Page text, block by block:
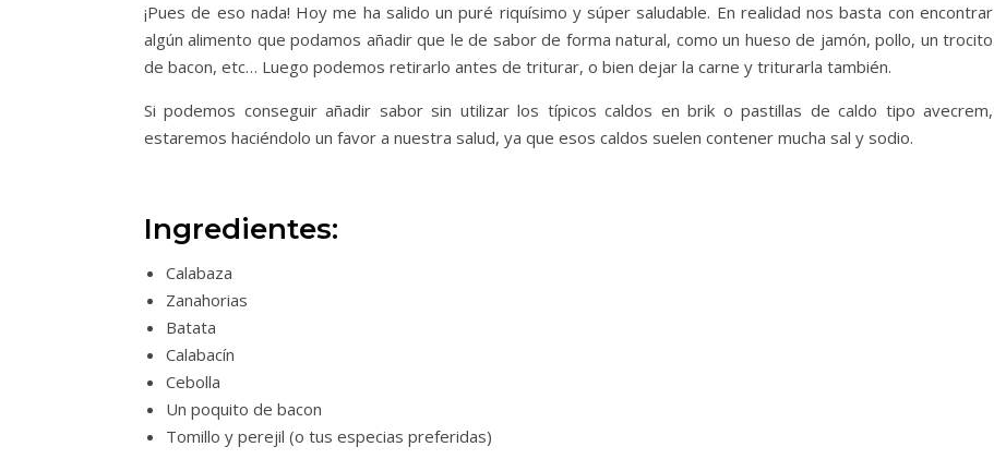
¡Pues de eso nada! Hoy me ha salido un puré riquísimo y súper saludable. En realidad nos basta con encontrar
algún alimento que podamos añadir que le de sabor de forma natural, como un hueso de jamón, pollo, un trocito
de bacon, etc… Luego podemos retirarlo antes de triturar, o bien dejar la carne y triturarla también.
Si podemos conseguir añadir sabor sin utilizar los típicos caldos en brik o pastillas de caldo tipo avecrem,
estaremos haciéndolo un favor a nuestra salud, ya que esos caldos suelen contener mucha sal y sodio.
Ingredientes:
Calabaza
Zanahorias
Batata
Calabacín
Cebolla
Un poquito de bacon
Tomillo y perejil (o tus especias preferidas)